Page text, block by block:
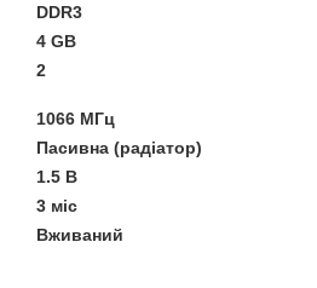
DDR3
4 GB
2
1066 МГц
Пасивна (радіатор)
1.5 В
3 міс
Вживаний